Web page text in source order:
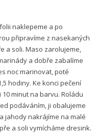
naklepeme a po
připravíme z nasekaných
a soli. Maso zarolujeme,
a dobře zabalíme
noc marinovat, poté
hodiny. Ke konci pečení
minut na barvu. Roládu
podáváním, ji obalujeme
jahody nakrájíme na malé
a soli vymícháme dresink.